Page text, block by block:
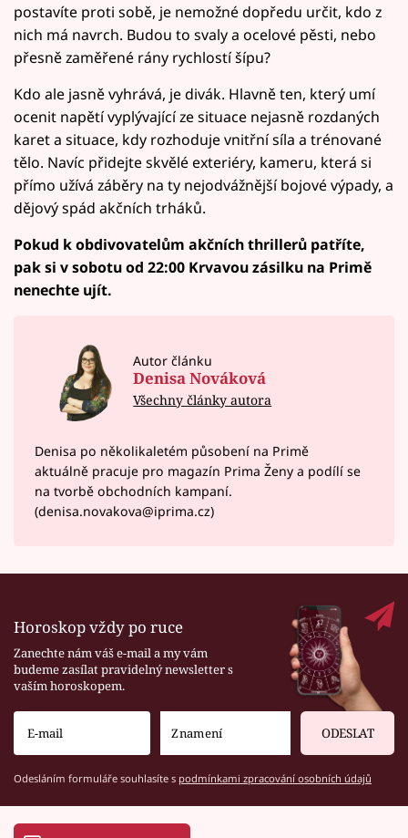
postavíte proti sobě, je nemožné dopředu určit, kdo z
nich má navrch. Budou to svaly a ocelové pěsti, nebo
přesně zaměřené rány rychlostí šípu?
Kdo ale jasně vyhrává, je divák. Hlavně ten, který umí
ocenit napětí vyplývající ze situace nejasně rozdaných
karet a situace, kdy rozhoduje vnitřní síla a trénované
tělo. Navíc přidejte skvělé exteriéry, kameru, která si
přímo užívá záběry na ty nejodvážnější bojové výpady, a
dějový spád akčních trháků.
Pokud k obdivovatelům akčních thrillerů patříte,
pak si v sobotu od 22:00 Krvavou zásilku na Primě
nenechte ujít.
Autor článku
Denisa Nováková
Všechny články autora
Denisa po několikaletém působení na Primě
aktuálně pracuje pro magazín Prima Ženy a podílí se
na tvorbě obchodních kampaní.
(denisa.novakova@iprima.cz)
Horoskop vždy po ruce
Zanechte nám váš e-mail a my vám
budeme zasílat pravidelný newsletter s
vaším horoskopem.
ODESLAT
Odesláním formuláře souhlasíte s podmínkami zpracování osobních údajů